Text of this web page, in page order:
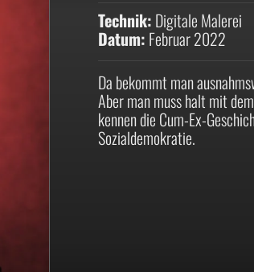
Technik: Digitale Malerei
Datum: Februar 2022
Da bekommt man
Aber man muss halt mit
kennen die Cum-Ex-
Sozialdemokratie.